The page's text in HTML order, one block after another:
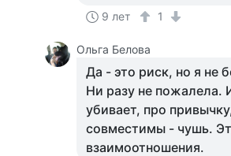
9 лет 1
Ольга Белова
Да - это риск, но я не
Ни разу не пожалела.
убивает, про
совместимы - чушь.
взаимоотношения.